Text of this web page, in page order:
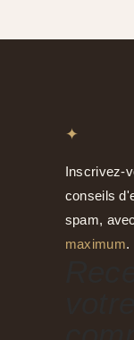
✦
Inscrivez-
conseils
spam, avec
maximum.